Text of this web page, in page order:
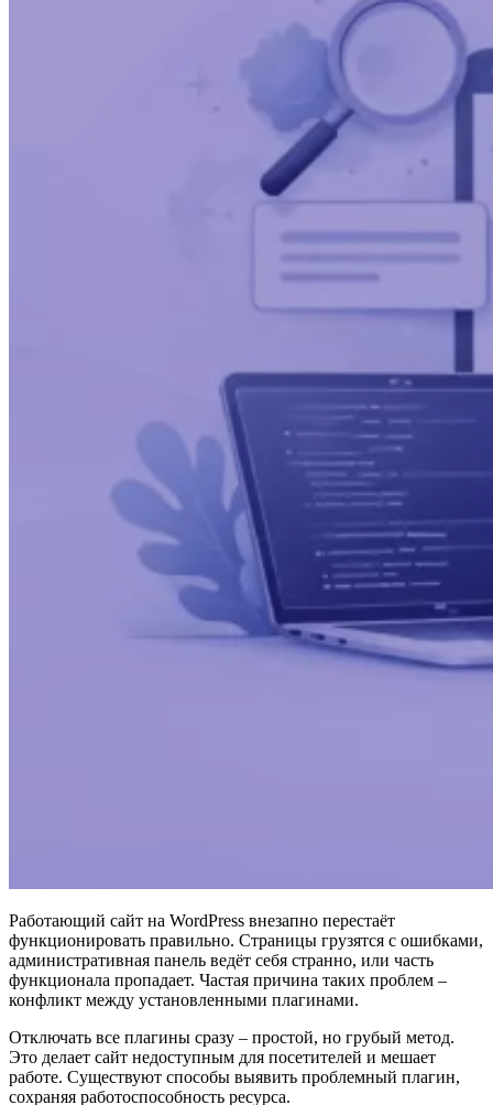
Работающий сайт на WordPress внезапно перестаёт
функционировать правильно. Страницы грузятся с ошибками,
административная панель ведёт себя странно, или часть
функционала пропадает. Частая причина таких проблем –
конфликт между установленными плагинами.
Отключать все плагины сразу – простой, но грубый метод.
Это делает сайт недоступным для посетителей и мешает
работе. Существуют способы выявить проблемный плагин,
сохраняя работоспособность ресурса.